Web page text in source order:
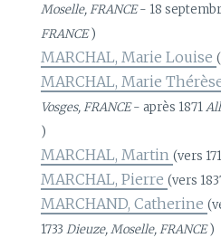
Moselle, FRANCE- 18
FRANCE)
MARCHAL, Marie Louise
MARCHAL, Marie
Vosges, FRANCE- après 1871
)
MARCHAL, Martin(vers
MARCHAL, Pierre(vers
MARCHAND, Catherine
1733Dieuze, Moselle, FRANCE)